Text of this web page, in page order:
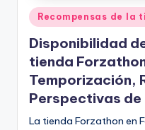
Posted
in
Recompensas de la
Disponibilidad
tienda
Temporización,
Perspectivas de
La tienda Forzathon en